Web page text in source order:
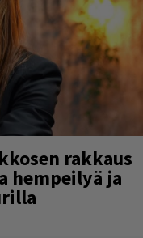
rakkaus
hempeilyä ja